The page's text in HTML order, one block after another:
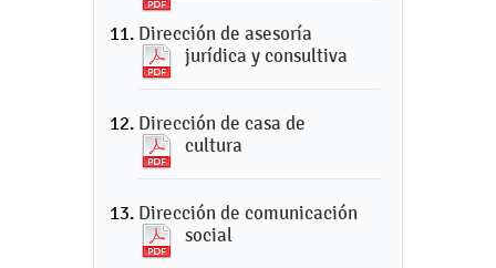
Dirección de asesoría
jurídica y consultiva
Dirección de casa de
cultura
Dirección de comunicación
social